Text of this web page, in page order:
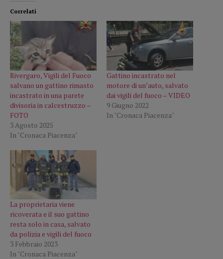
Correlati
Rivergaro, Vigili del Fuoco
salvano un gattino rimasto
incastrato in una parete
divisoria in calcestruzzo –
FOTO
3 Agosto 2025
In "Cronaca Piacenza"
Gattino incastrato nel
motore di un’auto, salvato
dai vigili del fuoco – VIDEO
9 Giugno 2022
In "Cronaca Piacenza"
La proprietaria viene
ricoverata e il suo gattino
resta solo in casa, salvato
da polizia e vigili del fuoco
3 Febbraio 2023
In "Cronaca Piacenza"